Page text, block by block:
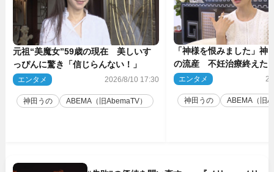
元祖“美魔女”59歳の現在 美しいす
っぴんに驚き「信じらんない！」
エンタメ 2026/8/10 17:30
神田うの ABEMA（旧AbemaTV）
「神様を恨みました」神
の流産 不妊治療終えた
エンタメ
神田うの ABEMA（旧